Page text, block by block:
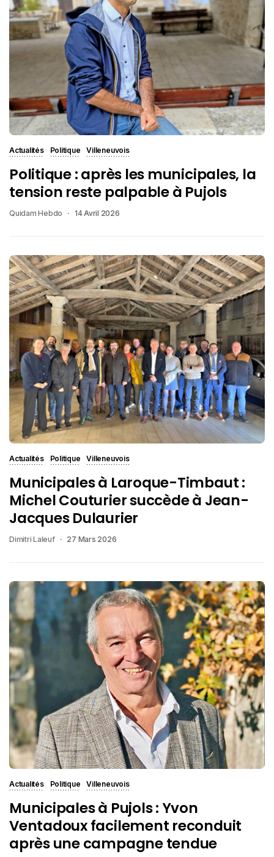
Actualités Politique Villeneuvois
Politique : après les municipales, la
tension reste palpable à Pujols
Quidam Hebdo 14 Avril 2026
Actualités Politique Villeneuvois
Municipales à Laroque-Timbaut :
Michel Couturier succède à Jean-
Jacques Dulaurier
Dimitri Laleuf 27 Mars 2026
Actualités Politique Villeneuvois
Municipales à Pujols : Yvon
Ventadoux facilement reconduit
après une campagne tendue